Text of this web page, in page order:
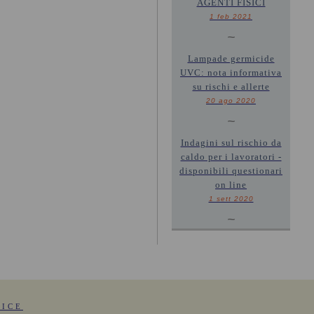
AGENTI FISICI
1 feb 2021
~
Lampade germicide
UVC: nota informativa
su rischi e allerte
20 ago 2020
~
Indagini sul rischio da
caldo per i lavoratori -
disponibili questionari
on line
1 sett 2020
~